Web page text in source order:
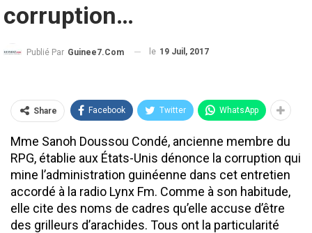
corruption…
Publié Par Guinee7.com le 19 Juil, 2017
Share Facebook Twitter WhatsApp
Mme Sanoh Doussou Condé, ancienne membre du
RPG, établie aux États-Unis dénonce la corruption qui
mine l’administration guinéenne dans cet entretien
accordé à la radio Lynx Fm. Comme à son habitude,
elle cite des noms de cadres qu’elle accuse d’être
des grilleurs d’arachides. Tous ont la particularité